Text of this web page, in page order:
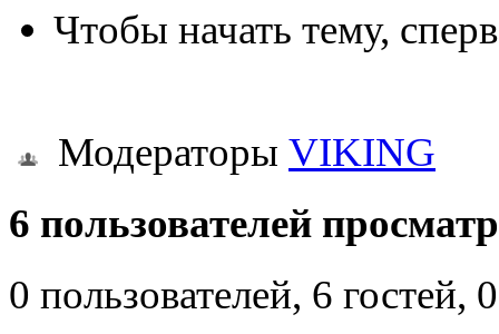
Чтобы начать тему,
Модераторы VIKING
6 пользователей
0 пользователей, 6 гостей,